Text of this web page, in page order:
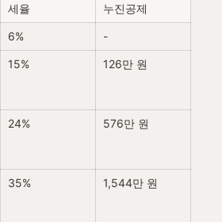
세율 누진공제
6% -
15% 126만 원
24% 576만 원
35% 1,544만 원